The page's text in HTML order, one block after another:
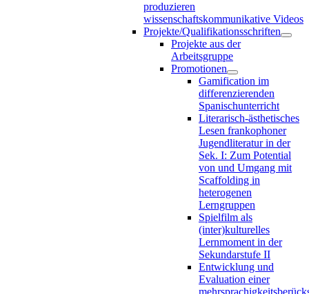
produzieren
wissenschaftskommunikative Videos
Projekte/Qualifikationsschriften
Projekte aus der
Arbeitsgruppe
Promotionen
Gamification im
differenzierenden
Spanischunterricht
Literarisch-ästhetisches
Lesen frankophoner
Jugendliteratur in der
Sek. I: Zum Potential
von und Umgang mit
Scaffolding in
heterogenen
Lerngruppen
Spielfilm als
(inter)kulturelles
Lernmoment in der
Sekundarstufe II
Entwicklung und
Evaluation einer